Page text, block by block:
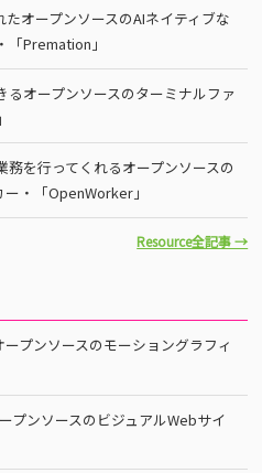
オープンソースのAIネイティブな
Premation」
オープンソースのターミナルファ
を行ってくれるオープンソースの
・「OpenWorker」
Resource全記事 →
プンソースのモーショングラフィ
プンソースのビジュアルWebサイ